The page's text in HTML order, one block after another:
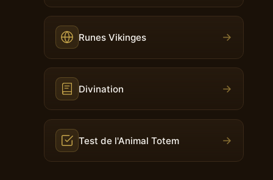
Runes Vikinges →
Divination →
Test de l'Animal Totem →